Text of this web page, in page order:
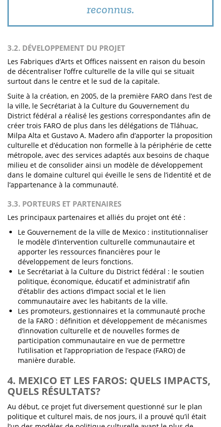
reconnus.
3.2. DÉVELOPPEMENT DU PROJET
Les Fabriques d’Arts et Offices naissent en raison du besoin
de décentraliser l’offre culturelle de la ville qui se situait
surtout dans le centre et le sud de la capitale.
Suite à la création, en 2005, de la première FARO dans l’est de
la ville, le Secrétariat à la Culture du Gouvernement du
District fédéral a réalisé les gestions correspondantes afin de
créer trois FARO de plus dans les délégations de Tláhuac,
Milpa Alta et Gustavo A. Madero afin d’apporter la proposition
culturelle et d’éducation non formelle à la périphérie de cette
métropole, avec des services adaptés aux besoins de chaque
milieu et de consolider ainsi un modèle de développement
dans le domaine culturel qui éveille le sens de l’identité et de
l’appartenance à la communauté.
3.3. PORTEURS ET PARTENAIRES
Les principaux partenaires et alliés du projet ont été :
Le Gouvernement de la ville de Mexico : institutionnaliser
le modèle d’intervention culturelle communautaire et
apporter les ressources financières pour le
développement de leurs fonctions.
Le Secrétariat à la Culture du District fédéral : le soutien
politique, économique, éducatif et administratif afin
d’établir des actions d’impact social et le lien
communautaire avec les habitants de la ville.
Les promoteurs, gestionnaires et la communauté proche
de la FARO : définition et développement de mécanismes
d’innovation culturelle et de nouvelles formes de
participation communautaire en vue de permettre
l’utilisation et l’appropriation de l’espace (FARO) de
manière durable.
4. MEXICO ET LES FAROS: QUELS IMPACTS,
QUELS RÉSULTATS?
Au début, ce projet fut diversement questionné sur le plan
politique et culturel mais, de nos jours, il a prouvé qu’il était